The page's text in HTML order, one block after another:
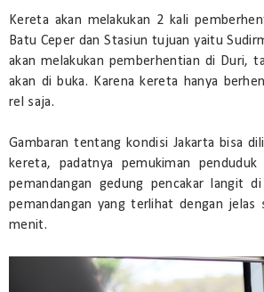
Kereta akan melakukan 2 kali
Batu Ceper dan Stasiun tujuan yaitu
akan melakukan pemberhentian di Duri,
akan di buka. Karena kereta hanya
rel saja.
Gambaran tentang kondisi Jakarta bisa
kereta, padatnya pemukiman
pemandangan gedung pencakar langit
pemandangan yang terlihat dengan jelas
menit.